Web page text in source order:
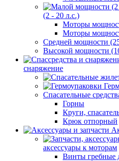
(2 - 20 л.с.)
Моторы
Моторы
Средней мощности
Высокой мощности
снаряжение
Спасательные
Горны
Круги,
Крюк отпорный
аксессуары к моторам
Винты гребные